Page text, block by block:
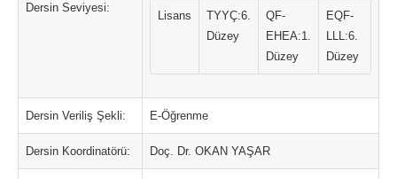
Dersin Seviyesi:
Lisans
TYYÇ:6.
Düzey
QF-
EHEA:1.
Düzey
EQF-
LLL:6.
Düzey
Dersin Veriliş Şekli: E-Öğrenme
Dersin Koordinatörü: Doç. Dr. OKAN YAŞAR